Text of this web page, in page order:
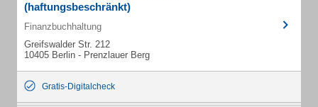
(haftungsbeschränkt)
Finanzbuchhaltung
Greifswalder Str. 212
10405 Berlin - Prenzlauer Berg
Gratis-Digitalcheck